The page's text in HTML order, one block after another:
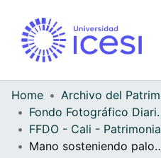
Home
Fondo
FFDO - Cali -
Mano sosteniendo